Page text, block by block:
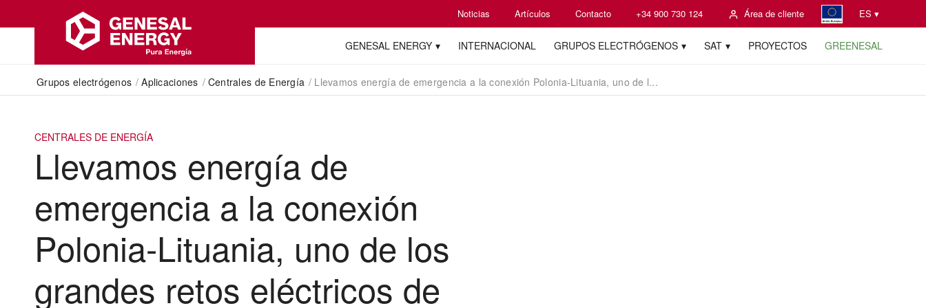
Noticias Artículos Contacto +34 900 730 124 Área de cliente ES ▾
GENESAL ENERGY INTERNACIONAL GRUPOS ELECTRÓGENOS SAT PROYECTOS GREENESAL
Grupos electrógenos / Aplicaciones / Centrales de Energía / Llevamos energía de emergencia a la conexión Polonia-Lituania, uno de l...
CENTRALES DE ENERGÍA
Llevamos energía de
emergencia a la conexión
Polonia-Lituania, uno de los
grandes retos eléctricos de